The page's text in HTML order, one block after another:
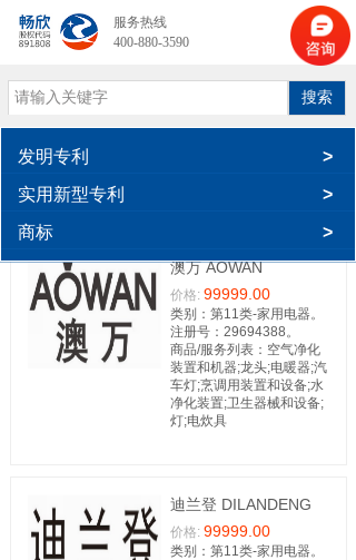
搜索
发明专利
>
实用新型专利
>
商标
>
澳万 AOWAN
价格: 99999.00
类别：第11类-家用电器。
注册号：29694388。
商品/服务列表：空气净化
装置和机器;龙头;电暖器;汽
车灯;烹调用装置和设备;水
净化装置;卫生器械和设备;
灯;电炊具
迪兰登 DILANDENG
价格: 99999.00
类别：第11类-家用电器。
服务热线
400-880-3590